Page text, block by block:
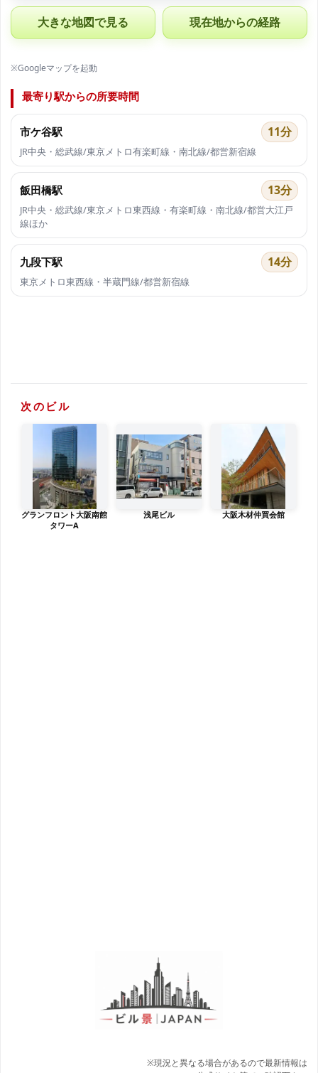
大きな地図で見る 現在地からの経路
※Googleマップを起動
最寄り駅からの所要時間
市ケ谷駅 11分
JR中央・総武線/東京メトロ有楽町線・南北線/都営新宿線
飯田橋駅 13分
JR中央・総武線/東京メトロ東西線・有楽町線・南北線/都営大江戸
線ほか
九段下駅 14分
東京メトロ東西線・半蔵門線/都営新宿線
次のビル
グランフロント大阪南館
タワーA
浅尾ビル 大阪木材仲買会館
※現況と異なる場合があるので最新情報は